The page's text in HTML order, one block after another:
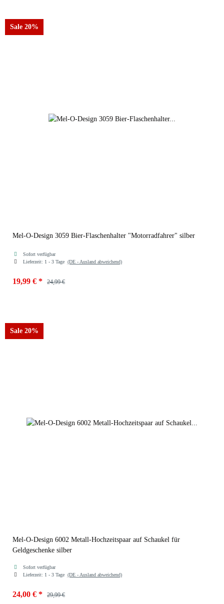
Sale 20%
Mel-O-Design 3059 Bier-Flaschenhalter "Motorradfahrer" silber
Sofort verfügbar
Lieferzeit: 1 - 3 Tage (DE - Ausland abweichend)
19,99 € * 24,99 €
Sale 20%
Mel-O-Design 6002 Metall-Hochzeitspaar auf Schaukel für
Geldgeschenke silber
Sofort verfügbar
Lieferzeit: 1 - 3 Tage (DE - Ausland abweichend)
24,00 € * 29,99 €